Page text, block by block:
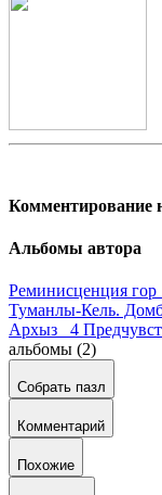
Комментирование
Альбомы автора
Реминисценция
Туманлы-Кель.
Архыз 4
альбомы (2)
Собрать пазл
Комментарий
Похожие